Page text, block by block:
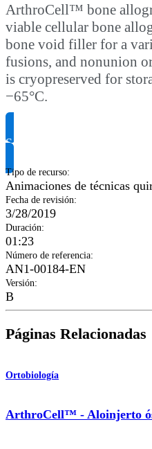
ArthroCell™ bone
viable cellular bone
bone void filler for a
fusions, and nonunion
is cryopreserved for
−65°C.
Solicitar información del
Tipo de recurso:
Animaciones de técnicas
Fecha de revisión:
3/28/2019
Duración:
01:23
Número de referencia:
AN1-00184-EN
Versión:
B
Páginas Relacionadas
Ortobiología
ArthroCell™ - Aloinjerto